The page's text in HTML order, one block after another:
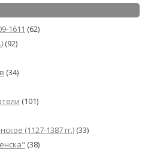
1611 (62)
(92)
(34)
(101)
(1127-1387 гг.) (33)
(38)